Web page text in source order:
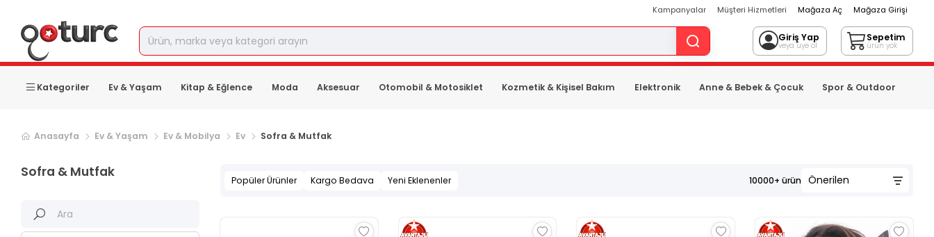
Kampanyalar Müşteri Hizmetleri Mağaza Aç Mağaza Girişi
Giriş Yap
veya üye ol
Sepetim
ürün yok
Kategoriler Ev & Yaşam Kitap & Eğlence Moda Aksesuar Otomobil & Motosiklet Kozmetik & Kişisel Bakım Elektronik Anne & Bebek & Çocuk Spor & Outdoor
Sonraki ürün sayfası, sayfa 2
Anasayfa Ev & Yaşam Ev & Mobilya Ev Sofra & Mutfak
Sofra & Mutfak Popüler Ürünler Kargo Bedava Yeni Eklenenler 10000+ ürün